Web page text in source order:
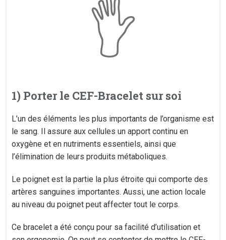
1) Porter le CEF-Bracelet sur soi
L’un des éléments les plus importants de l’organisme est
le sang. Il assure aux cellules un apport continu en
oxygène et en nutriments essentiels, ainsi que
l’élimination de leurs produits métaboliques.
Le poignet est la partie la plus étroite qui comporte des
artères sanguines importantes. Aussi, une action locale
au niveau du poignet peut affecter tout le corps.
Ce bracelet a été conçu pour sa facilité d’utilisation et